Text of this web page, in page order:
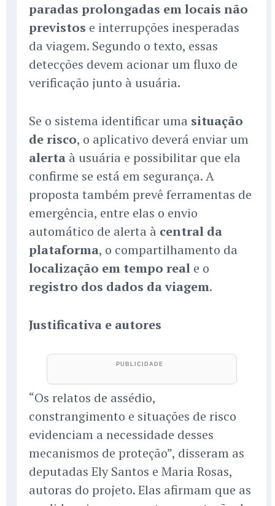
paradas prolongadas em locais não
previstos e interrupções inesperadas
da viagem. Segundo o texto, essas
detecções devem acionar um fluxo de
verificação junto à usuária.
Se o sistema identificar uma situação
de risco, o aplicativo deverá enviar um
alerta à usuária e possibilitar que ela
confirme se está em segurança. A
proposta também prevê ferramentas de
emergência, entre elas o envio
automático de alerta à central da
plataforma, o compartilhamento da
localização em tempo real e o
registro dos dados da viagem.
Justificativa e autores
“Os relatos de assédio,
constrangimento e situações de risco
evidenciam a necessidade desses
mecanismos de proteção”, disseram as
deputadas Ely Santos e Maria Rosas,
autoras do projeto. Elas afirmam que as